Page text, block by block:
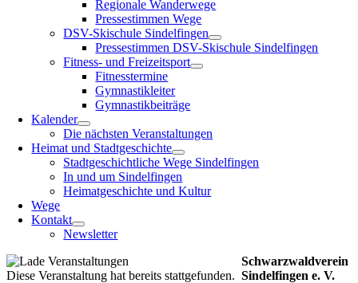
Regionale Wanderwege
Pressestimmen Wege
DSV-Skischule Sindelfingen
Pressestimmen DSV-Skischule Sindelfingen
Fitness- und Freizeitsport
Fitnesstermine
Gymnastikleiter
Gymnastikbeiträge
Kalender
Die nächsten Veranstaltungen
Heimat und Stadtgeschichte
Stadtgeschichtliche Wege Sindelfingen
In und um Sindelfingen
Heimatgeschichte und Kultur
Wege
Kontakt
Newsletter
Diese Veranstaltung hat bereits stattgefunden.
Schwarzwaldverein
Sindelfingen e. V.